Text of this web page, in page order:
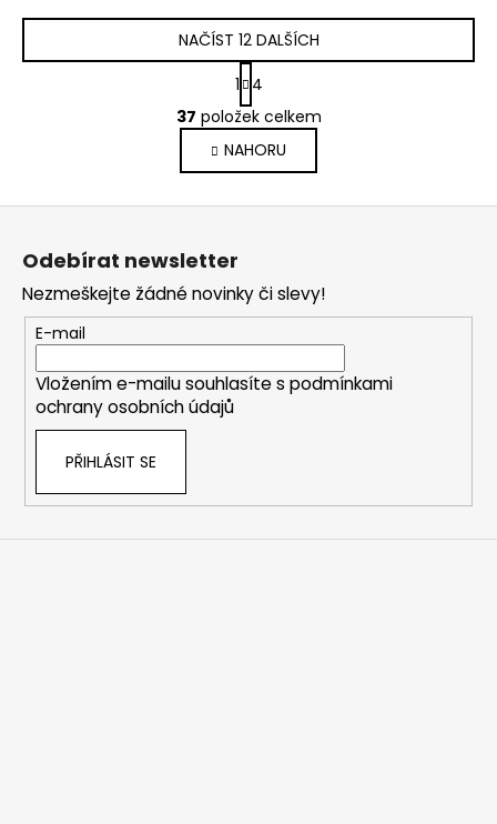
O
v
l
á
d
p
r
v
k
y
u
NAČÍST 12 DALŠÍCH
S
t
r
á
n
k
o
í
1
4
37 položek celkem
NAHORU
Odebírat newsletter
Nezmeškejte žádné novinky či slevy!
E-mail
Vložením e-mailu souhlasíte s podmínkami
ochrany osobních údajů
PŘIHLÁSIT SE